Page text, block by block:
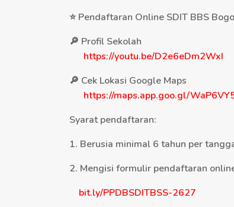
⭐ Pendaftaran Online SDIT BBS
🔎 Profil Sekolah
https://youtu.be/D2e6eDm2WxI
🔎 Cek Lokasi Google Maps
https://maps.app.goo.gl/
Syarat pendaftaran:
1. Berusia minimal 6 tahun per
2. Mengisi formulir pendaftaran
bit.ly/PPDBSDITBSS-2627